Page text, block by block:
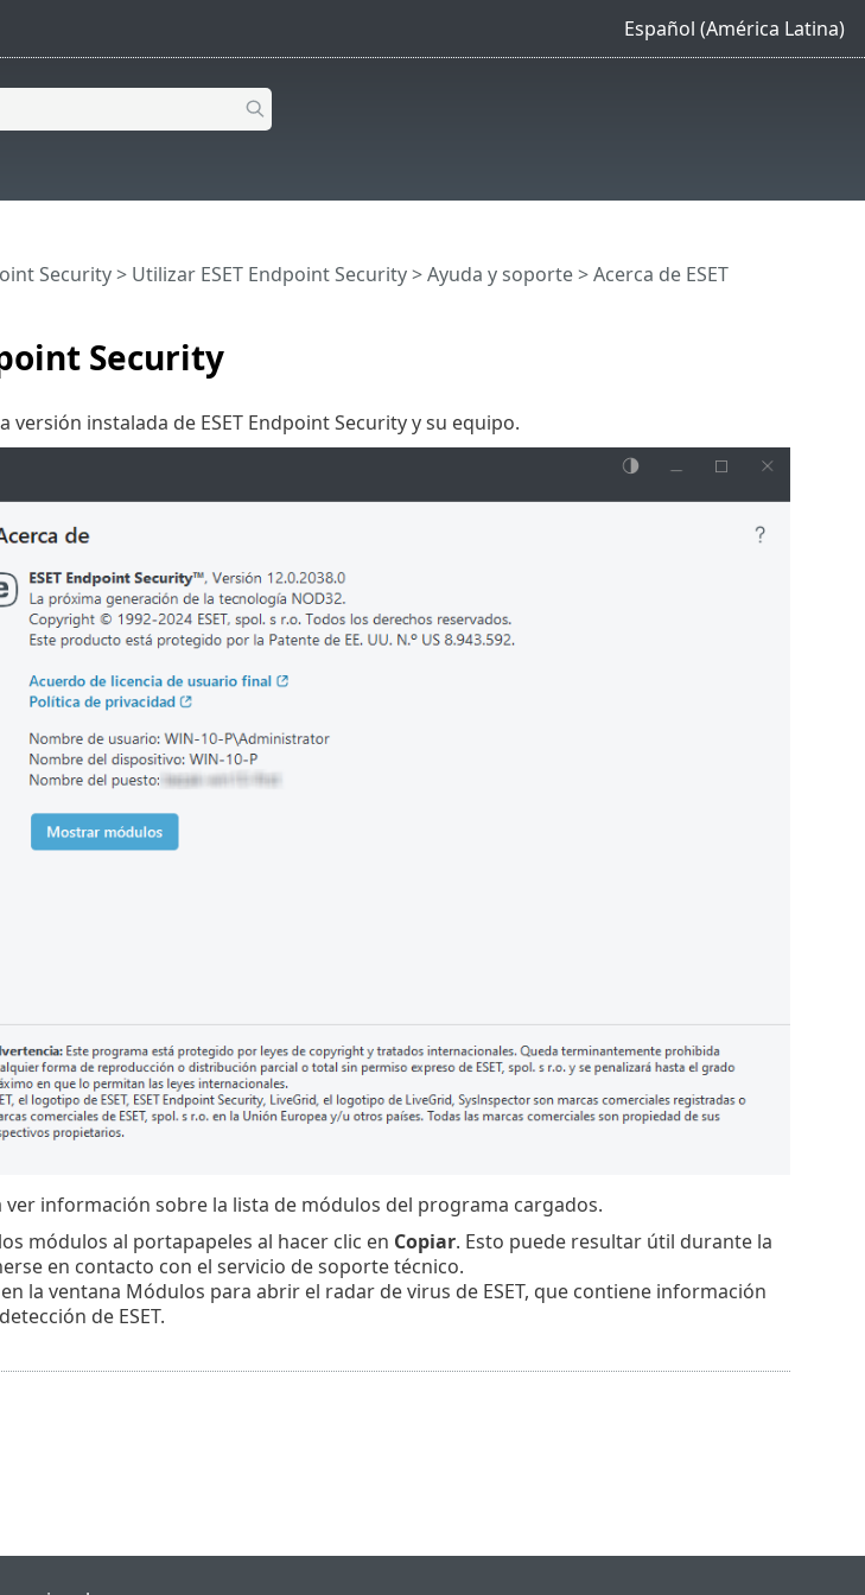
Español (América Latina)
Security
Security> Utilizar ESET Endpoint Security>Ayuda y soporte> Acerca de ESET
instalada de ESET Endpoint Security y su equipo.
información sobre la lista de módulos del programa cargados.
módulos al portapapeles al hacer clic en Copiar. Esto puede resultar útil durante la
en contacto con el servicio de soporte técnico.
en la ventana Módulos para abrir el radar de virus de ESET, que contiene información
de ESET.